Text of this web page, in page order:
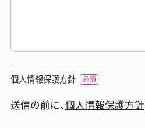
個人情報保護方針
送信の前に、個人情報保護方針